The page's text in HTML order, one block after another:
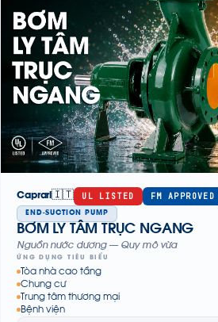
Caprari🇮🇹 UL LISTED FM APPROVED
END-SUCTION PUMP
BƠM LY TÂM TRỤC NGANG
Nguồn nước dương — Quy mô vừa
ỨNG DỤNG TIÊU BIỂU
Tòa nhà cao tầng
Chung cư
Trung tâm thương mại
Bệnh viện